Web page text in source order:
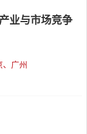
业与市场竞争
、广州